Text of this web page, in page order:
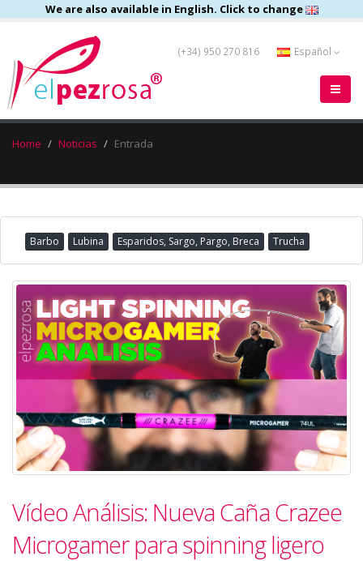
We are also available in English. Click to change
(+34) 950 270 816 Español
Home Noticias Entrada
Barbo Lubina Esparidos, Sargo, Pargo, Breca Trucha
Vídeo Análisis: Nueva Caña Crazee
Microgamer para spinning ligero